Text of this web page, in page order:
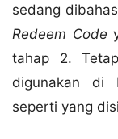
sedang
Redeem Code
tahap 2.
digunakan di
seperti yang